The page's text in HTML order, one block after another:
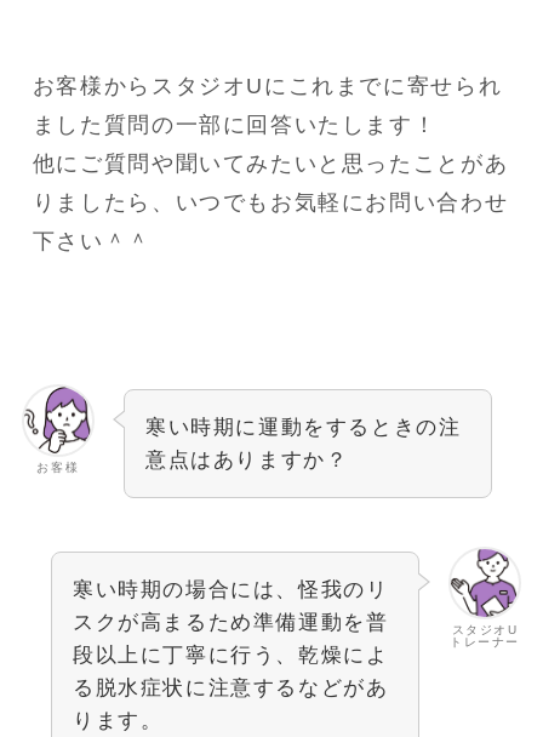
お客様からスタジオUにこれまでに寄せられ
ました質問の一部に回答いたします！
他にご質問や聞いてみたいと思ったことがあ
りましたら、いつでもお気軽にお問い合わせ
下さい＾＾
お客様
寒い時期に運動をするときの注
意点はありますか？
スタジオU
トレーナー
寒い時期の場合には、怪我のリ
スクが高まるため準備運動を普
段以上に丁寧に行う、乾燥によ
る脱水症状に注意するなどがあ
ります。